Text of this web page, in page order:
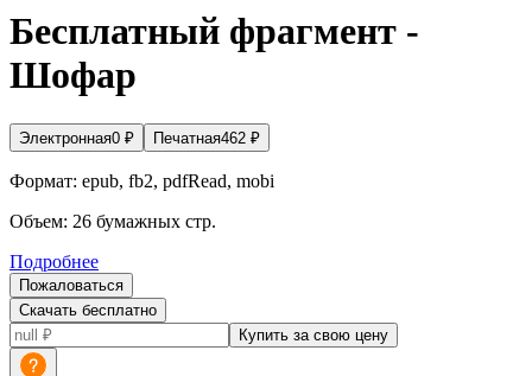
Бесплатный фрагмент -
Шофар
Электронная0 ₽ Печатная462 ₽
Формат: epub, fb2, pdfRead, mobi
Объем: 26 бумажных стр.
Подробнее
Пожаловаться
Скачать бесплатно
Купить за свою цену